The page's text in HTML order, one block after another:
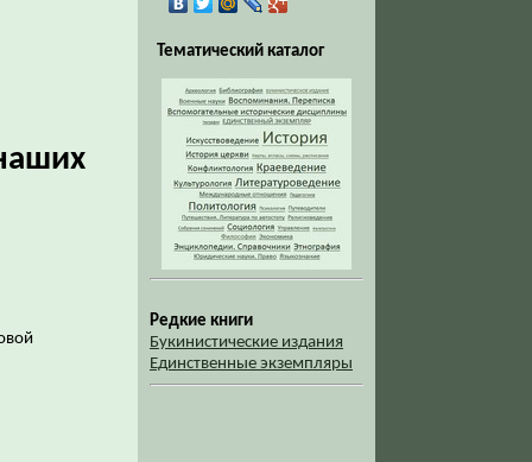
Тематический каталог
Редкие книги
Букинистические издания
Единственные экземпляры